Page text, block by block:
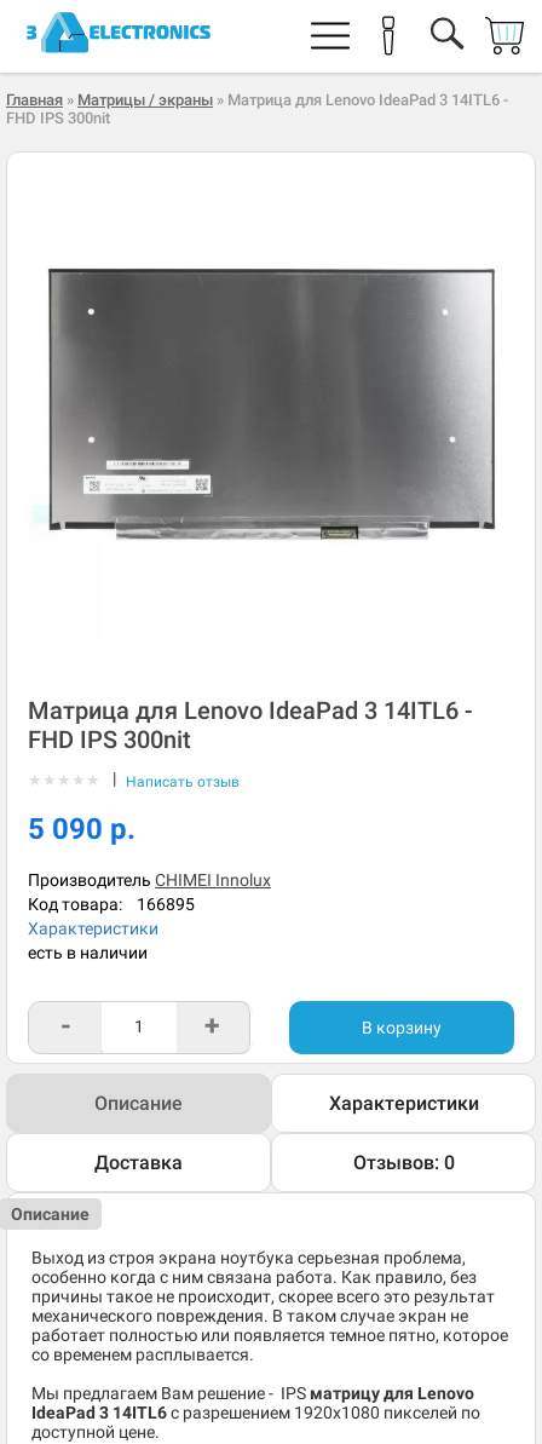
Главная » Матрицы / экраны » Матрица для Lenovo IdeaPad 3 14ITL6 -
FHD IPS 300nit
Матрица для Lenovo IdeaPad 3 14ITL6 -
FHD IPS 300nit
★ ★ ★ ★ ★ | Написать отзыв
5 090 р.
Производитель CHIMEI Innolux
Код товара: 166895
Характеристики
есть в наличии
- + В корзину
Описание Характеристики
Доставка Отзывов: 0
Описание
Выход из строя экрана ноутбука серьезная проблема,
особенно когда с ним связана работа. Как правило, без
причины такое не происходит, скорее всего это результат
механического повреждения. В таком случае экран не
работает полностью или появляется темное пятно, которое
со временем расплывается.
Мы предлагаем Вам решение - IPS матрицу для Lenovo
IdeaPad 3 14ITL6c разрешением 1920x1080 пикселей по
доступной цене.